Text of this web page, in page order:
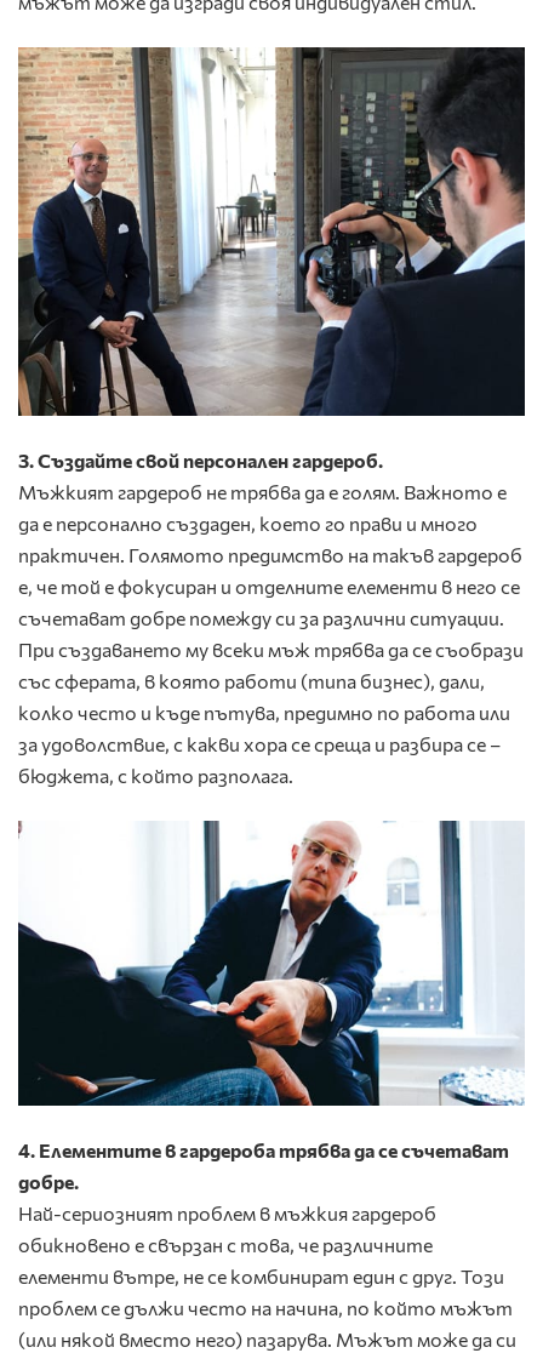
3. Създайте свой персонален гардероб.
Мъжкият гардероб не трябва да е голям. Важното е
да е персонално създаден, което го прави и много
практичен. Голямото предимство на такъв гардероб
е, че той е фокусиран и отделните елементи в него се
съчетават добре помежду си за различни ситуации.
При създаването му всеки мъж трябва да се съобрази
със сферата, в която работи (типа бизнес), дали,
колко често и къде пътува, предимно по работа или
за удоволствие, с какви хора се среща и разбира се –
бюджета, с който разполага.
4. Елементите в гардероба трябва да се съчетават
добре.
Най-сериозният проблем в мъжкия гардероб
обикновено е свързан с това, че различните
елементи вътре, не се комбинират един с друг. Този
проблем се дължи често на начина, по който мъжът
(или някой вместо него) пазарува. Мъжът може да си